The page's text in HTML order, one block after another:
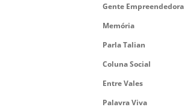
Gente Empreendedora
Memória
Parla Talian
Coluna Social
Entre Vales
Palavra Viva